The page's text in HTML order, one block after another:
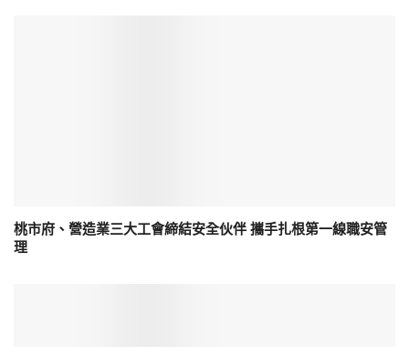
桃市府、營造業三大工會締結安全伙伴 攜手扎根第一線職安管
理